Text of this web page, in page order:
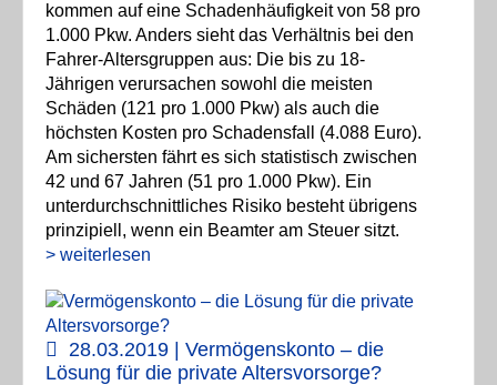
kommen auf eine Schadenhäufigkeit von 58 pro
1.000 Pkw. Anders sieht das Verhältnis bei den
Fahrer-Altersgruppen aus: Die bis zu 18-
Jährigen verursachen sowohl die meisten
Schäden (121 pro 1.000 Pkw) als auch die
höchsten Kosten pro Schadensfall (4.088 Euro).
Am sichersten fährt es sich statistisch zwischen
42 und 67 Jahren (51 pro 1.000 Pkw). Ein
unterdurchschnittliches Risiko besteht übrigens
prinzipiell, wenn ein Beamter am Steuer sitzt.
> weiterlesen
28.03.2019 | Vermögenskonto – die
Lösung für die private Altersvorsorge?